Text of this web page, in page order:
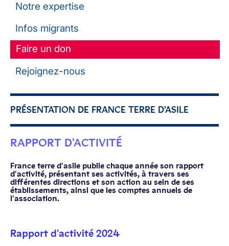
Notre expertise
Infos migrants
Faire un don
Rejoignez-nous
PRÉSENTATION DE FRANCE TERRE D'ASILE
RAPPORT D'ACTIVITÉ
France terre d'asile publie chaque année son rapport
d'activité, présentant ses activités, à travers ses
différentes directions et son action au sein de ses
établissements, ainsi que les comptes annuels de
l'association.
Rapport d'activité 2024